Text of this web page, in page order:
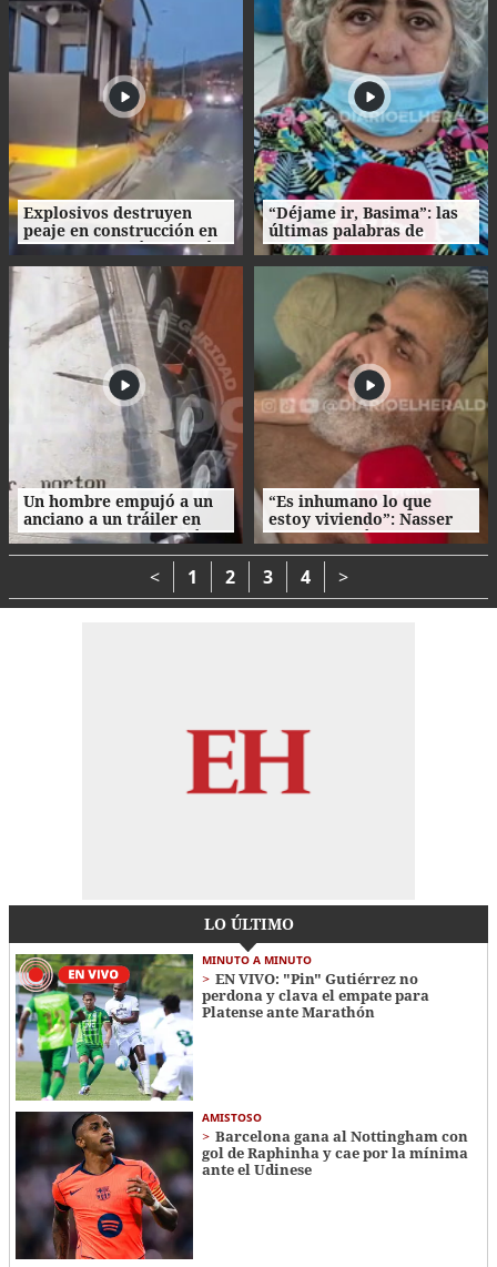
Explosivos destruyen
peaje en construcción en
Colombia un día después
de la investidura de De la
Espriella
“Déjame ir, Basima”: las
últimas palabras de
Nasser Hilsaca antes de
morir
Un hombre empujó a un
anciano a un tráiler en
movimiento y le causó la
muerte
“Es inhumano lo que
estoy viviendo”: Nasser
Hilsaca pidió auxilio
desde el hospital
Atlántida
< 1 2 3 4 >
LO ÚLTIMO
MINUTO A MINUTO
EN VIVO: "Pin" Gutiérrez no
perdona y clava el empate para
Platense ante Marathón
AMISTOSO
Barcelona gana al Nottingham con
gol de Raphinha y cae por la mínima
ante el Udinese